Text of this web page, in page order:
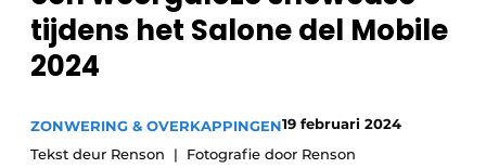
tijdens het Salone del Mobile
2024
ZONWERING & OVERKAPPINGEN19 februari 2024
Tekst deur Renson
Fotografie door Renson